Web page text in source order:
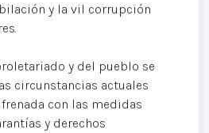
y la vil corrupción
y del pueblo se
circunstancias actuales
con las medidas
y derechos